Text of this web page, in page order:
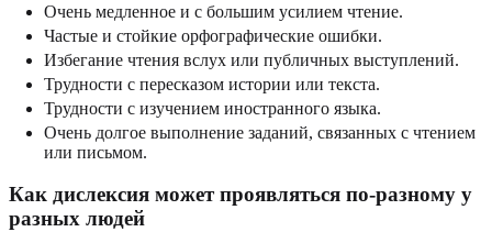
Очень медленное и с большим усилием чтение.
Частые и стойкие орфографические ошибки.
Избегание чтения вслух или публичных выступлений.
Трудности с пересказом истории или текста.
Трудности с изучением иностранного языка.
Очень долгое выполнение заданий, связанных с чтением
или письмом.
Как дислексия может проявляться по-разному у
разных людей